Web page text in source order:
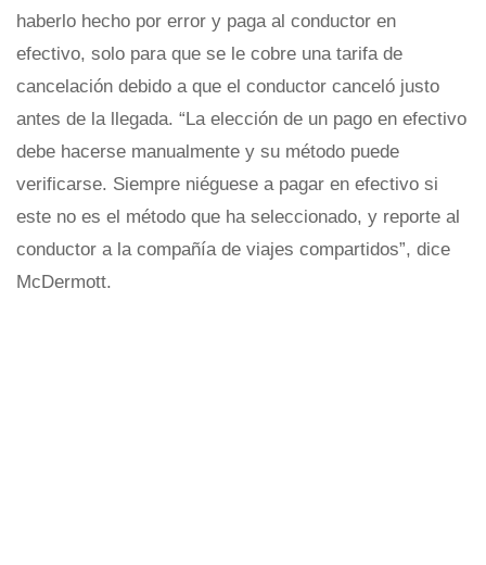
haberlo hecho por error y paga al conductor en
efectivo, solo para que se le cobre una tarifa de
cancelación debido a que el conductor canceló justo
antes de la llegada. “La elección de un pago en efectivo
debe hacerse manualmente y su método puede
verificarse. Siempre niéguese a pagar en efectivo si
este no es el método que ha seleccionado, y reporte al
conductor a la compañía de viajes compartidos”, dice
McDermott.